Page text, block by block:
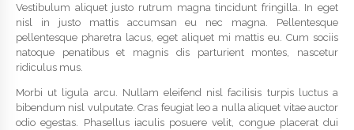
Vestibulum aliquet justo rutrum magna tincidunt fringilla. In eget
nisl in justo mattis accumsan eu nec magna. Pellentesque
pellentesque pharetra lacus, eget aliquet mi mattis eu. Cum sociis
natoque penatibus et magnis dis parturient montes, nascetur
ridiculus mus.
Morbi ut ligula arcu. Nullam eleifend nisl facilisis turpis luctus a
bibendum nisl vulputate. Cras feugiat leo a nulla aliquet vitae auctor
odio egestas. Phasellus iaculis posuere velit, congue placerat dui